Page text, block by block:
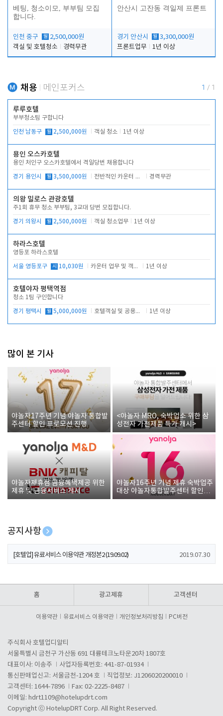
베팅, 청소이모, 부부팀 모집
합니다.
인천 중구 월 2,500,000원
객실 및 호텔청소
경력무관
안산시 고잔동 격일제 프론트
경기 안산시 월 3,300,000원
프론트업무
1년 이상
채용 메인포커스 1 / 1
루루호텔
부부청소팀 구합니다
인천 남동구 월 2,500,000원 객실 청소 1년 이상
용인 오스카호텔
용인 처인구 오스카호텔에서 격일당번 채용합니다
경기 용인시 월 3,500,000원 전반적인 카운터 업무 경력무관
의왕 밀로스 관광호텔
주1회 휴무 청소 부부팀, 3교대 당번 모집합니다.
경기 의왕시 월 2,500,000원 객실 청소업무 1년 이상
하라스호텔
영등포 하라스호텔
서울 영등포구 시 10,030원 카운터 업무 및 객실관리(청소상태 확인, 객실판매) 1년 이상
호텔야자 평택역점
청소 1팀 구인합니다
경기 평택시 월 5,000,000원 호텔객실 및 공용시설 청소 관리 1년 이상
많이 본 기사
야놀자17주년 기념 야놀자 통합발
주센터 할인 프로모션 진행
<야놀자 MRO, 숙박업소 위한 삼
성전자 가전제품 특가 개시>
야놀자제휴점 금융혜택제공 위한
제휴 및 금융서비스 게시
야놀자16주년 기념 제휴 숙박업주
대상 야놀자통합발주센터 할인쿠
폰 증정
공지사항
[호텔업] 개인정보 처리방침 개정본1 (19.09.02)
[호텔업] 유료서비스 이용약관 개정본2 (19.09.02) 2019.07.30
홈 광고제휴 고객센터
이용약관 유료서비스 이용약관 개인정보처리방침 PC버전
주식회사 호텔업디알티
서울특별시 금천구 가산동 691 대륭테크노타운20차 1807호
대표이사: 이송주
사업자등록번호: 441-87-01934
통신판매업신고: 서울금천-1204 호
직업정보: J1206020200010
고객센터: 1644-7896
Fax: 02-2225-8487
이메일: hdrt1109@hotelupdrt.com
Copyright ⓒ HotelupDRT Corp. All Right Reserved.